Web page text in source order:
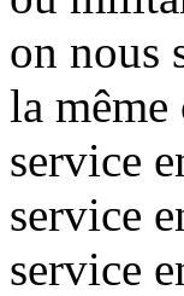
on nous
la même
service
service
service